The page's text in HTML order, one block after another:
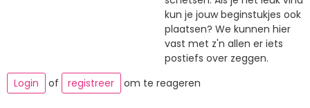
kun je jouw beginstukjes ook
plaatsen? We kunnen hier
vast met z'n allen er iets
postiefs over zeggen.
Login
of registreer om te reageren